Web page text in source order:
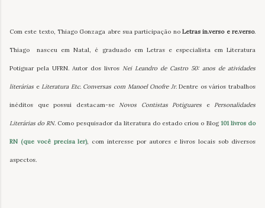
Com este texto, Thiago Gonzaga abre sua participação no Letras in.verso e re.verso.
Thiago nasceu em Natal, é graduado em Letras e especialista em Literatura
Potiguar pela UFRN. Autor dos livros Nei Leandro de Castro 50: anos de atividades
literárias e Literatura Etc. Conversas com Manoel Onofre Jr. Dentre os vários trabalhos
inéditos que possui destacam-se Novos Contistas Potiguares e Personalidades
Literárias do RN. Como pesquisador da literatura do estado criou o Blog 101 livros do
RN (que você precisa ler), com interesse por autores e livros locais sob diversos
aspectos.